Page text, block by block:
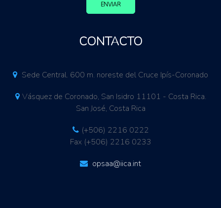
ENVIAR
CONTACTO
Sede Central. 600 m. noreste del Cruce Ipís-Coronado
Vásquez de Coronado, San Isidro 11101 - Costa Rica.
San José, Costa Rica
(+506) 2216 0222
Fax (+506) 2216 0233
opsaa@iica.int